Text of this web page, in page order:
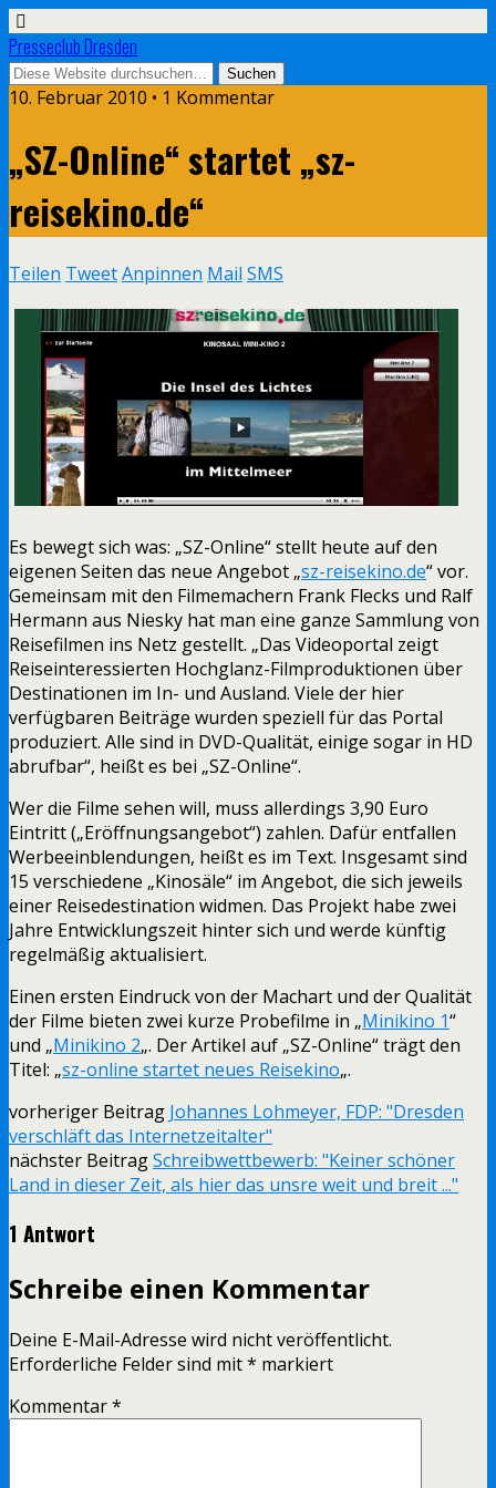
Presseclub Dresden
10. Februar 2010 • 1 Kommentar
„SZ-Online“ startet „sz-
reisekino.de“
Teilen TweetAnpinnen Mail SMS
Es bewegt sich was: „SZ-Online“ stellt heute auf den
eigenen Seiten das neue Angebot „sz-reisekino.de“ vor.
Gemeinsam mit den Filmemachern Frank Flecks und Ralf
Hermann aus Niesky hat man eine ganze Sammlung von
Reisefilmen ins Netz gestellt. „Das Videoportal zeigt
Reiseinteressierten Hochglanz-Filmproduktionen über
Destinationen im In- und Ausland. Viele der hier
verfügbaren Beiträge wurden speziell für das Portal
produziert. Alle sind in DVD-Qualität, einige sogar in HD
abrufbar“, heißt es bei „SZ-Online“.
Wer die Filme sehen will, muss allerdings 3,90 Euro
Eintritt („Eröffnungsangebot“) zahlen. Dafür entfallen
Werbeeinblendungen, heißt es im Text. Insgesamt sind
15 verschiedene „Kinosäle“ im Angebot, die sich jeweils
einer Reisedestination widmen. Das Projekt habe zwei
Jahre Entwicklungszeit hinter sich und werde künftig
regelmäßig aktualisiert.
Einen ersten Eindruck von der Machart und der Qualität
der Filme bieten zwei kurze Probefilme in „Minikino 1“
und „Minikino 2„. Der Artikel auf „SZ-Online“ trägt den
Titel: „sz-online startet neues Reisekino„.
vorheriger Beitrag Johannes Lohmeyer, FDP: "Dresden
verschläft das Internetzeitalter"
nächster BeitragSchreibwettbewerb: "Keiner schöner
Land in dieser Zeit, als hier das unsre weit und breit ..."
1 Antwort
Schreibe einen Kommentar
Deine E-Mail-Adresse wird nicht veröffentlicht.
Erforderliche Felder sind mit* markiert
Kommentar*